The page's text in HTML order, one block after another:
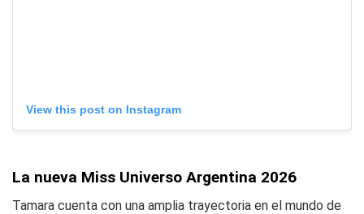
View this post on Instagram
La nueva Miss Universo Argentina 2026
Tamara cuenta con una amplia trayectoria en el mundo de